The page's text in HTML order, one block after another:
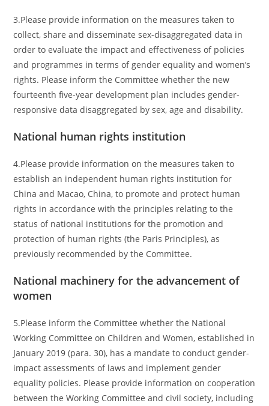
3.Please provide information on the measures taken to
collect, share and disseminate sex-disaggregated data in
order to evaluate the impact and effectiveness of policies
and programmes in terms of gender equality and women’s
rights. Please inform the Committee whether the new
fourteenth five-year development plan includes gender-
responsive data disaggregated by sex, age and disability.
National human rights institution
4.Please provide information on the measures taken to
establish an independent human rights institution for
China and Macao, China, to promote and protect human
rights in accordance with the principles relating to the
status of national institutions for the promotion and
protection of human rights (the Paris Principles), as
previously recommended by the Committee.
National machinery for the advancement of
women
5.Please inform the Committee whether the National
Working Committee on Children and Women, established in
January 2019 (para. 30), has a mandate to conduct gender-
impact assessments of laws and implement gender
equality policies. Please provide information on cooperation
between the Working Committee and civil society, including